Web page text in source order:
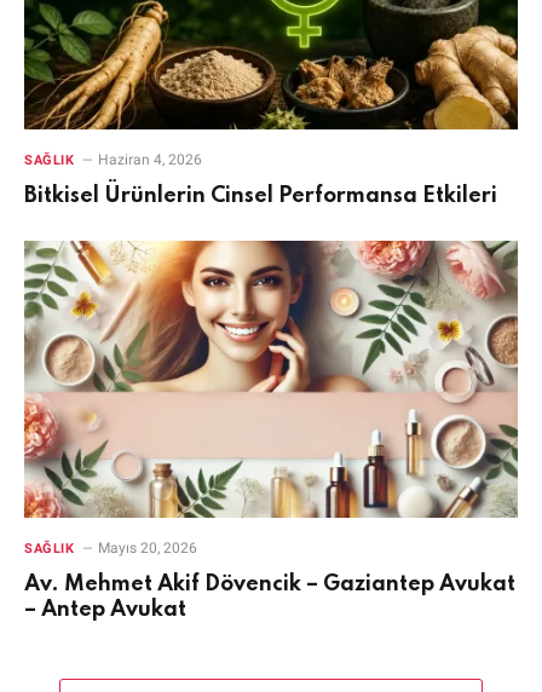
SAĞLIK Haziran 4, 2026
Bitkisel Ürünlerin Cinsel Performansa Etkileri
SAĞLIK Mayıs 20, 2026
Av. Mehmet Akif Dövencik – Gaziantep Avukat
– Antep Avukat